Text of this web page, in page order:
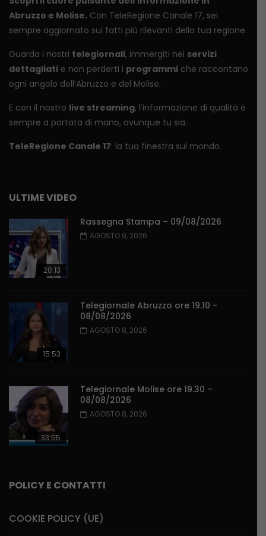
Abruzzo e Molise. Con TeleRegione Canale 17, sei
sempre aggiornato sui fatti più rilevanti della tua regione.
Guarda i nostri telegiornali, immergiti nei servizi
dettagliati e non perderti i programmi che raccontano
ogni angolo dell’Abruzzo e del Molise.
E con il nostro live streaming, l’informazione di qualità è
sempre a portata di mano, ovunque tu sia.
TeleRegione Canale 17: la tua finestra sul mondo.
ULTIME VIDEO
20:13
Rassegna Stampa – 09/08/2026
AGOSTO 9, 2026
15:53
Telegiornale Abruzzo ore 19.10 –
08/08/2026
AGOSTO 8, 2026
33:55
Telegiornale Molise ore 19.30 –
08/08/2026
AGOSTO 8, 2026
POLICY E CONTATTI
COOKIE POLICY (UE)